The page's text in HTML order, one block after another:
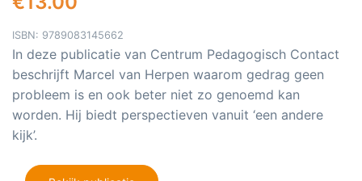
ISBN: 9789083145662
In deze publicatie van Centrum Pedagogisch Contact
beschrijft Marcel van Herpen waarom gedrag geen
probleem is en ook beter niet zo genoemd kan
worden. Hij biedt perspectieven vanuit ‘een andere
kijk’.